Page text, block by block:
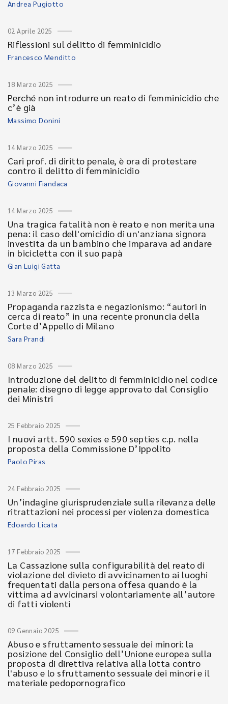
Andrea Pugiotto
02 Aprile 2025
Riflessioni sul delitto di femminicidio
Francesco Menditto
18 Marzo 2025
Perché non introdurre un reato di femminicidio che
c’è già
Massimo Donini
14 Marzo 2025
Cari prof. di diritto penale, è ora di protestare
contro il delitto di femminicidio
Giovanni Fiandaca
14 Marzo 2025
Una tragica fatalità non è reato e non merita una
pena: il caso dell'omicidio di un'anziana signora
investita da un bambino che imparava ad andare
in bicicletta con il suo papà
Gian Luigi Gatta
13 Marzo 2025
Propaganda razzista e negazionismo: “autori in
cerca di reato” in una recente pronuncia della
Corte d’Appello di Milano
Sara Prandi
08 Marzo 2025
Introduzione del delitto di femminicidio nel codice
penale: disegno di legge approvato dal Consiglio
dei Ministri
25 Febbraio 2025
I nuovi artt. 590 sexies e 590 septies c.p. nella
proposta della Commissione D’Ippolito
Paolo Piras
24 Febbraio 2025
Un’indagine giurisprudenziale sulla rilevanza delle
ritrattazioni nei processi per violenza domestica
Edoardo Licata
17 Febbraio 2025
La Cassazione sulla configurabilità del reato di
violazione del divieto di avvicinamento ai luoghi
frequentati dalla persona offesa quando è la
vittima ad avvicinarsi volontariamente all’autore
di fatti violenti
09 Gennaio 2025
Abuso e sfruttamento sessuale dei minori: la
posizione del Consiglio dell’Unione europea sulla
proposta di direttiva relativa alla lotta contro
l'abuso e lo sfruttamento sessuale dei minori e il
materiale pedopornografico